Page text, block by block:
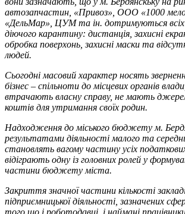
автозапчастин, «Привоз», ООО «1000
«ДельМар», ЦУМ та ін. дотримуються всіх
діючого карантину: дистанція, захисні
обробка поверхонь, захисні маски та
людей.
Сьогодні масовий характер носять
бізнес – спільноти до місцевих органів
втрачають власну справу, не мають
коштів для утримання своїх родин.
Надходження до міського бюджету м.
результатами діяльності малого та
становлять вагому частину усіх
відіграють одну із головних ролей у
частини бюджету міста.
Закриття значної частини кількості
підприємницької діяльності, зазначених
того,що і роботодавці, і наймані